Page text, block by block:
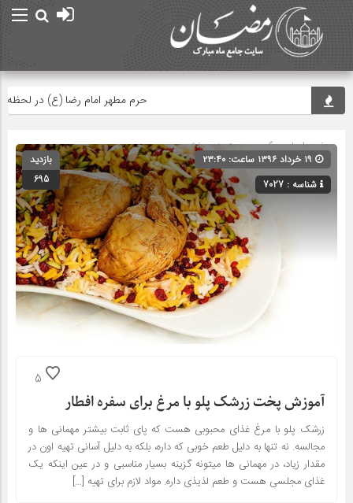
حرم مطهر امام رضا (ع) در لحظه
صفحه اصلی» گروه » دسته‌بندی نشده
شناسه : 7027
بازدید
695
5
آموزش پخت زرشک پلو با مرغ برای سفره افطار
زرشک پلو با مرغ غذای محبوبی هست که پای ثابت بیشتر مهمانی ها و
مجالسه. نه تنها به دلیل طعم خوبی که داره، بلکه به دلیل آسانی تهیه اون در
مقدار زیاد، در مهمانی ها میتونه گزینه بسیار مناسبی و در عین اینکه یک
غذای مجلسی هست و طعم لذیذی داره. مواد لازم برای تهیه […]